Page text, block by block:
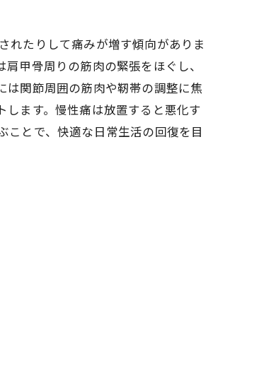
れたりして痛みが増す傾向がありま
甲骨周りの筋肉の緊張をほぐし、
は関節周囲の筋肉や靭帯の調整に焦
ます。慢性痛は放置すると悪化す
とで、快適な日常生活の回復を目